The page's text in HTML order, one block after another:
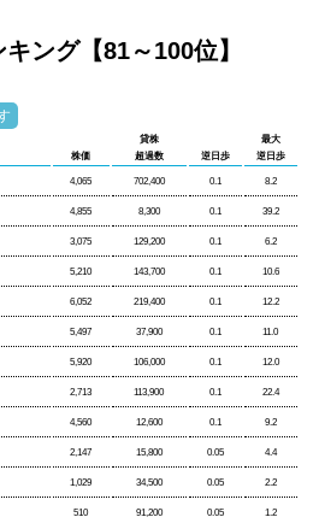
ング【81～100位】
株価
貸株
超過数
逆日歩
最大
逆日歩
4,065 702,400 0.1 8.2
4,855 8,300 0.1 39.2
3,075 129,200 0.1 6.2
5,210 143,700 0.1 10.6
6,052 219,400 0.1 12.2
5,497 37,900 0.1 11.0
5,920 106,000 0.1 12.0
2,713 113,900 0.1 22.4
4,560 12,600 0.1 9.2
2,147 15,800 0.05 4.4
1,029 34,500 0.05 2.2
510 91,200 0.05 1.2